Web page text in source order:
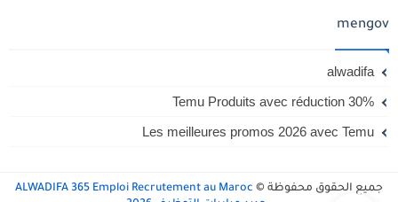
mengov
alwadifa
Temu Produits avec réduction 30%
Les meilleures promos 2026 avec Temu
جميع الحقوق محفوظة © ALWADIFA 365 Emploi Recrutement au Maroc